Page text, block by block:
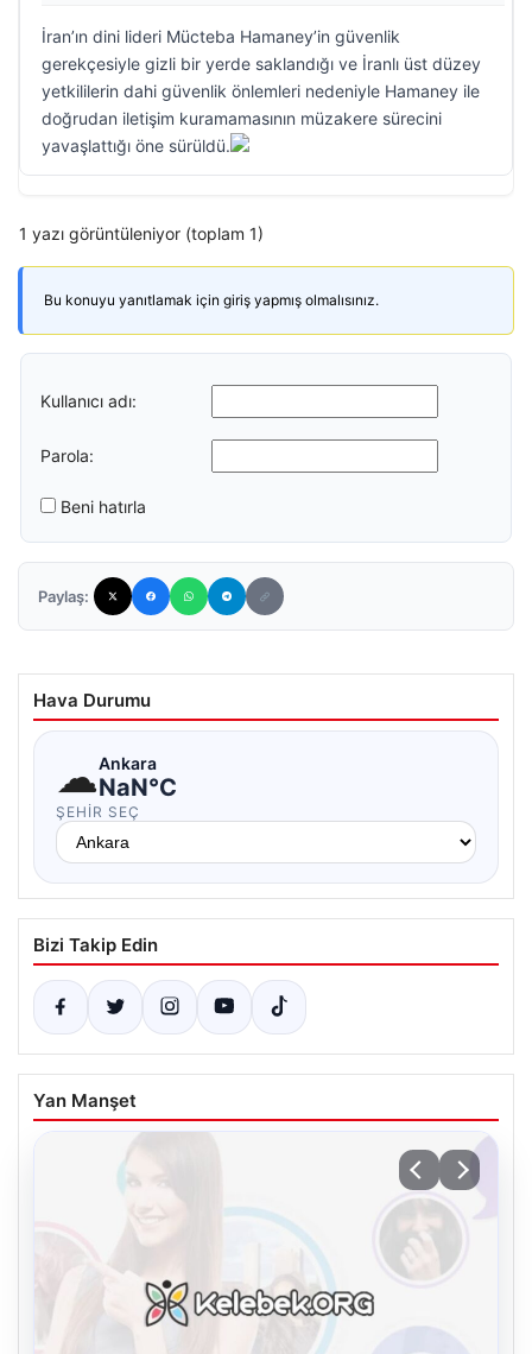
İran’ın dini lideri Mücteba Hamaney’in güvenlik
gerekçesiyle gizli bir yerde saklandığı ve İranlı üst düzey
yetkililerin dahi güvenlik önlemleri nedeniyle Hamaney ile
doğrudan iletişim kuramamasının müzakere sürecini
yavaşlattığı öne sürüldü.
1 yazı görüntüleniyor (toplam 1)
Bu konuyu yanıtlamak için giriş yapmış olmalısınız.
Kullanıcı adı:
Parola:
Beni hatırla
Paylaş:
Hava Durumu
☁Ankara
NaN°C
ŞEHIR SEÇ
Bizi Takip Edin
Yan Manşet